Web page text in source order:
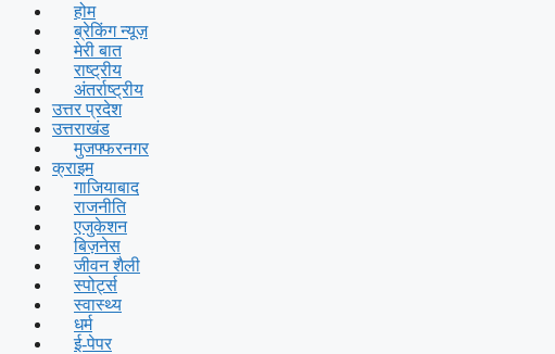
होम
ब्रेकिंग न्यूज़
मेरी बात
राष्ट्रीय
अंतर्राष्ट्रीय
उत्तर प्रदेश
उत्तराखंड
मुजफ्फरनगर
क्राइम
गाजियाबाद
राजनीति
एजुकेशन
बिज़नेस
जीवन शैली
स्पोर्ट्स
स्वास्थ्य
धर्म
ई-पेपर